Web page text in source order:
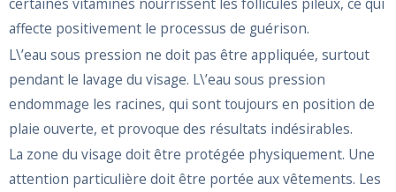
affecte positivement le processus de guérison.
L\’eau sous pression ne doit pas être appliquée, surtout
pendant le lavage du visage. L\’eau sous pression
endommage les racines, qui sont toujours en position de
plaie ouverte, et provoque des résultats indésirables.
La zone du visage doit être protégée physiquement. Une
attention particulière doit être portée aux vêtements. Les